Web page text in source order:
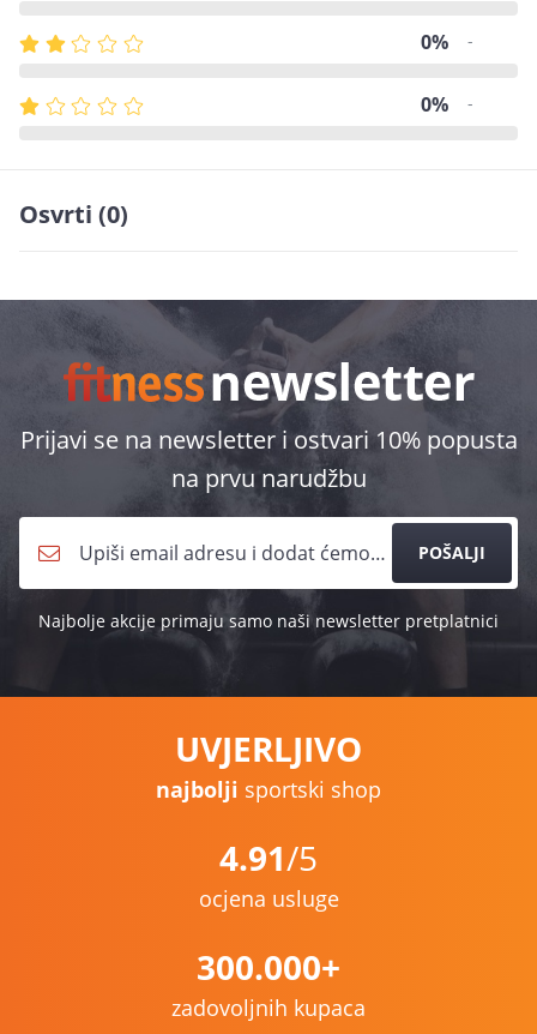
0% -
0% -
Osvrti (0)
Prijavi se na newsletter i ostvari 10% popusta
na prvu narudžbu
POŠALJI
Najbolje akcije primaju samo naši newsletter pretplatnici
UVJERLJIVO
najbolji sportski shop
4.91/5
ocjena usluge
300.000+
zadovoljnih kupaca